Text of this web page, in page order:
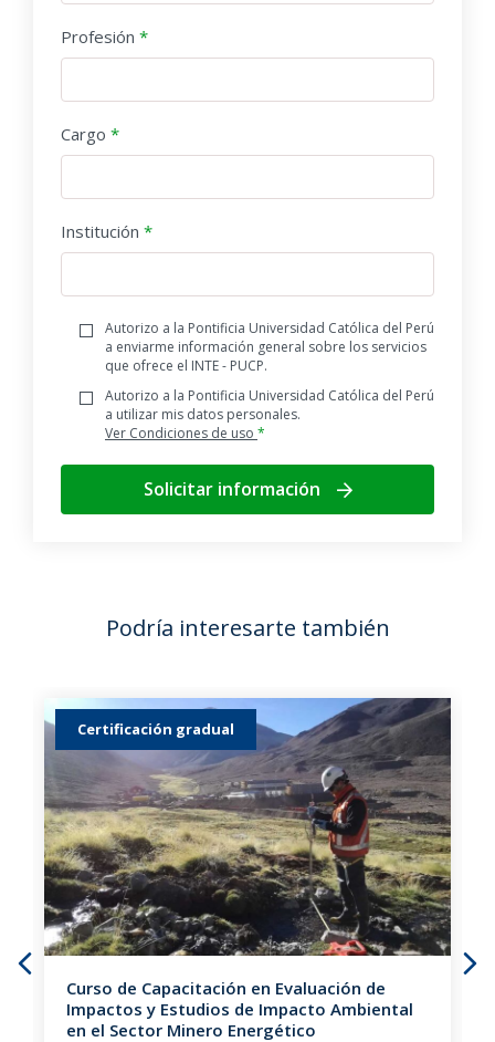
Ministerio del Ambiente. Docente universitario.
Mediante su matrícula, el alumno declara
haber leído cuidadosamente, conocer y estar
Profesión *
Cargo *
Institución *
Autorizo a la Pontificia Universidad Católica del Perú
a enviarme información general sobre los servicios
que ofrece el INTE - PUCP.
Autorizo a la Pontificia Universidad Católica del Perú
a utilizar mis datos personales.
Ver Condiciones de uso *
Solicitar información
Podría interesarte también
Certificación gradual
Curso de Capacitación en Evaluación de
Impactos y Estudios de Impacto Ambiental
en el Sector Minero Energético